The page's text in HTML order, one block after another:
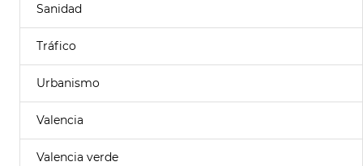
Sanidad
Tráfico
Urbanismo
Valencia
Valencia verde